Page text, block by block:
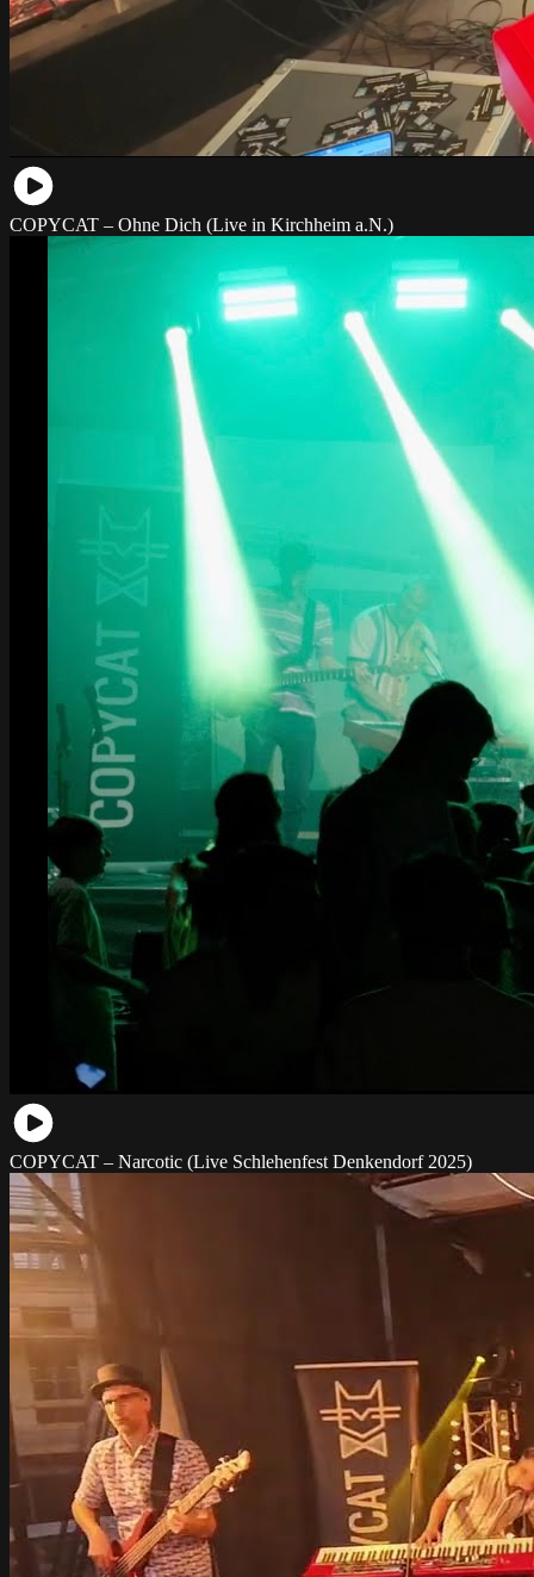
COPYCAT – Ohne Dich (Live in Kirchheim a.N.)
COPYCAT – Narcotic (Live Schlehenfest Denkendorf 2025)